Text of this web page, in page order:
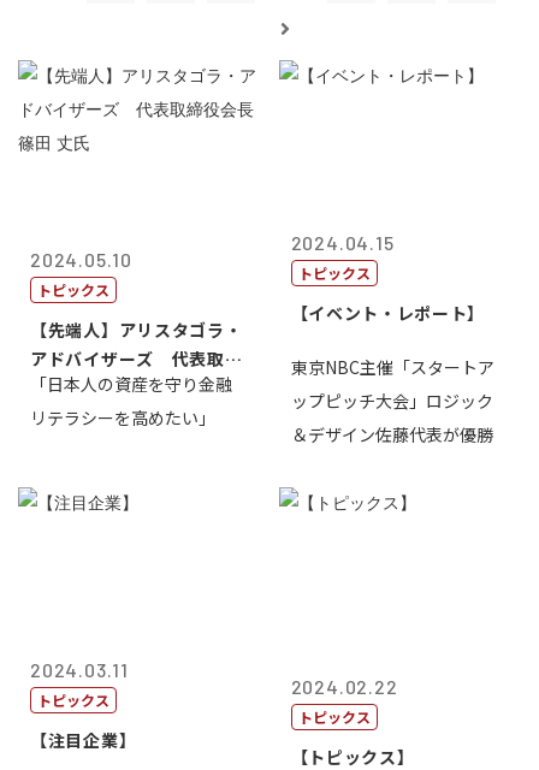
2024.05.10
トピックス
【先端人】アリスタゴラ・
アドバイザーズ 代表取締
役会長 篠田...
「日本人の資産を守り金融
リテラシーを高めたい」
2024.04.15
トピックス
【イベント・レポート】
東京NBC主催「スタートア
ップピッチ大会」ロジック
＆デザイン佐藤代表が優勝
2024.03.11
トピックス
【注目企業】
2024.02.22
トピックス
【トピックス】